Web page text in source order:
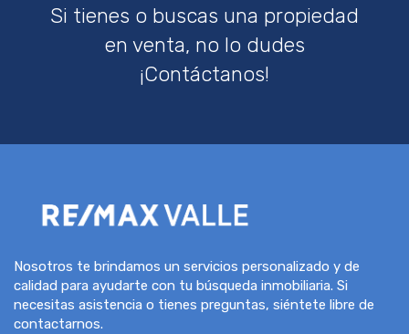
Si tienes o buscas una propiedad
en venta, no lo dudes
¡Contáctanos!
Nosotros te brindamos un servicios personalizado y de
calidad para ayudarte con tu búsqueda inmobiliaria. Si
necesitas asistencia o tienes preguntas, siéntete libre de
contactarnos.